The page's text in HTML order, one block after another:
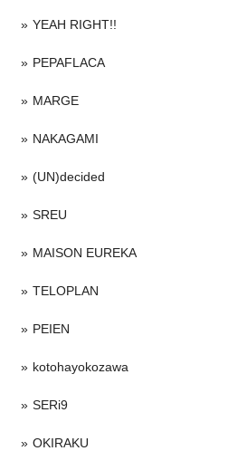
YEAH RIGHT!!
PEPAFLACA
MARGE
NAKAGAMI
(UN)decided
SREU
MAISON EUREKA
TELOPLAN
PEIEN
kotohayokozawa
SERi9
OKIRAKU